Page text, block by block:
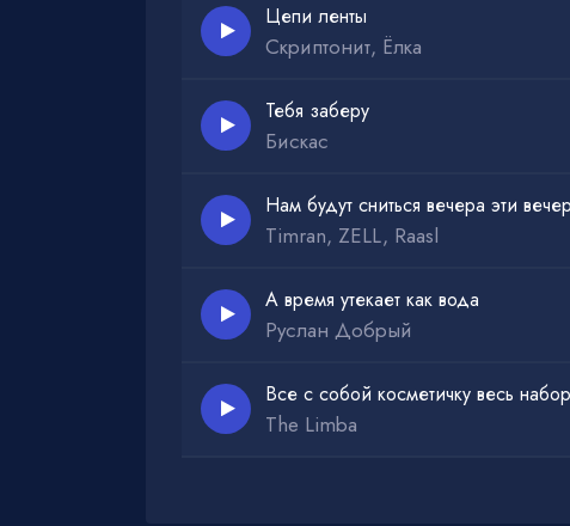
Цепи ленты
Скриптонит, Ёлка
Тебя заберу
Бискас
Нам будут сниться вечера эти
Timran, ZELL, Raasl
А время утекает как вода
Руслан Добрый
Все с собой косметичку весь набор
The Limba